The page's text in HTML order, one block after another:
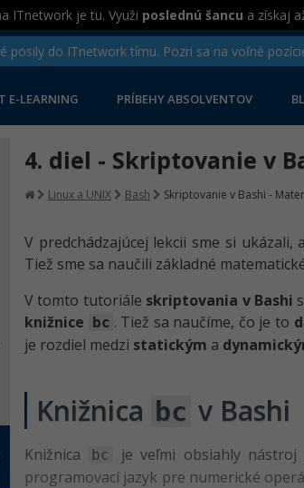
ITnetwork je tu. Využi poslednú šancu a získaj
posily do ITnetwork tímu. Pozri sa na voľné
E-LEARNING PRÍBEHY ABSOLVENTOV
4. diel - Skriptovanie v
Linux a UNIX Bash Skriptovanie v Bashi -
V predchádzajúcej lekcii sme si
Tiež sme sa naučili základné
V tomto tutoriále skriptovania v Bashi
knižnice bc . Tiež sa naučíme, čo je to
je rozdiel medzi statickým a
Knižnica bc v Bashi
Knižnica bc
je veľmi obsiahly nástroj
programovací jazyk pre numerické